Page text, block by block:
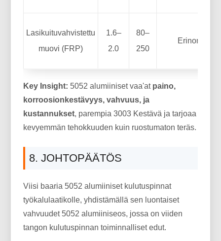
Lasikuituvahvistettu
muovi (FRP)
1.6–
2.0
80–
250
Key Insight: 5052 alumiiniset vaa'at paino,
korroosionkestävyys, vahvuus, ja
kustannukset, parempia 3003 Kestävä ja tarjoaa
kevyemmän tehokkuuden kuin ruostumaton teräs.
8. JOHTOPÄÄTÖS
Viisi baaria 5052 alumiiniset kulutuspinnat
työkalulaatikolle, yhdistämällä sen luontaiset
vahvuudet 5052 alumiiniseos, jossa on viiden
tangon kulutuspinnan toiminnalliset edut.